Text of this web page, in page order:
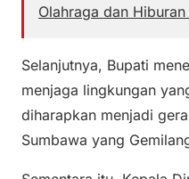
Olahraga dan
Selanjutnya, Bupati
menjaga lingkungan
diharapkan menjadi
Sumbawa yang